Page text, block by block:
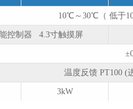
10℃～30℃（ 低于
控制器 4.3寸触摸屏
温度反馈 PT100 (
3kW